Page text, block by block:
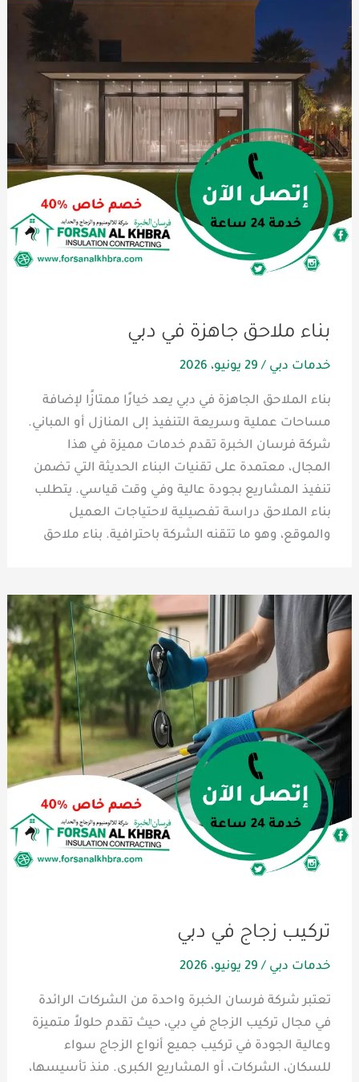
بناء ملاحق جاهزة في دبي
خدمات دبي / 29 يونيو، 2026
بناء الملاحق الجاهزة في دبي يعد خيارًا ممتازًا لإضافة
مساحات عملية وسريعة التنفيذ إلى المنازل أو المباني.
شركة فرسان الخبرة تقدم خدمات مميزة في هذا
المجال، معتمدة على تقنيات البناء الحديثة التي تضمن
تنفيذ المشاريع بجودة عالية وفي وقت قياسي. يتطلب
بناء الملاحق دراسة تفصيلية لاحتياجات العميل
والموقع، وهو ما تتقنه الشركة باحترافية. بناء ملاحق
تركيب زجاج في دبي
خدمات دبي / 29 يونيو، 2026
تعتبر شركة فرسان الخبرة واحدة من الشركات الرائدة
في مجال تركيب الزجاج في دبي، حيث تقدم حلولاً متميزة
وعالية الجودة في تركيب جميع أنواع الزجاج سواء
للسكان، الشركات، أو المشاريع الكبرى. منذ تأسيسها،